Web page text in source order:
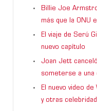
Billie Joe
más que la ONU
El viaje de Serú
nuevo capítulo
Joan Jett
someterse a una
El nuevo video
y otras